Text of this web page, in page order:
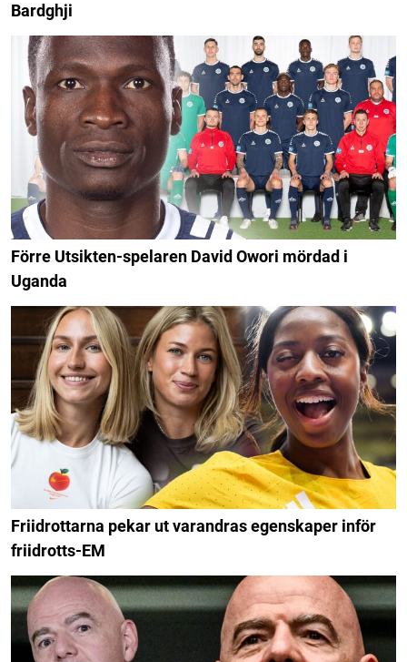
Bardghji
Förre Utsikten-spelaren David Owori mördad i
Uganda
Friidrottarna pekar ut varandras egenskaper inför
friidrotts-EM